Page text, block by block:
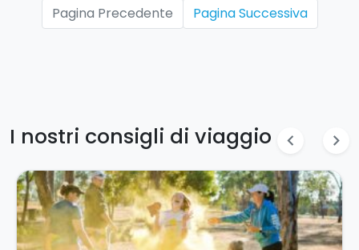
Pagina Precedente Pagina Successiva
I nostri consigli di viaggio chevron_left chevron_right